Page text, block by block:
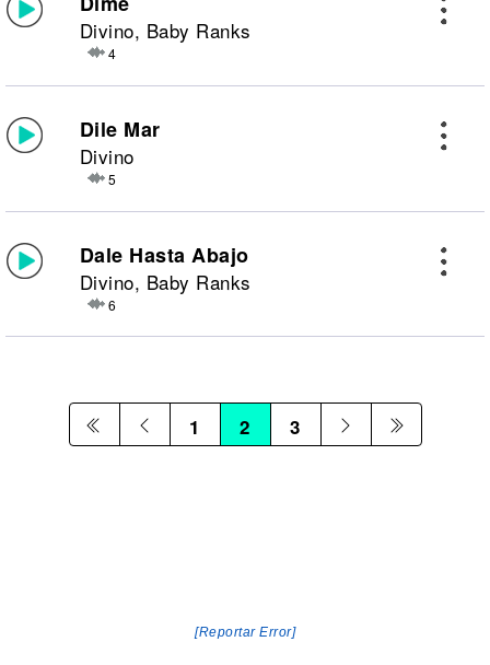
Divino, Baby Ranks
4
Dile Mar
Divino
5
Dale Hasta Abajo
Divino, Baby Ranks
6
1 2 3
[Reportar Error]